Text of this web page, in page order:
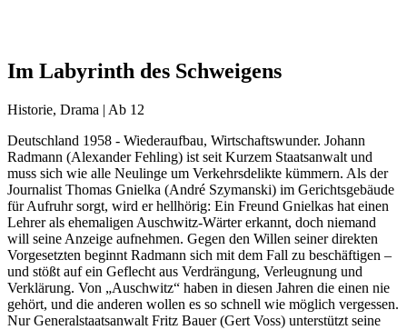
Im Labyrinth des Schweigens
Historie, Drama | Ab 12
Deutschland 1958 - Wiederaufbau, Wirtschaftswunder. Johann
Radmann (Alexander Fehling) ist seit Kurzem Staatsanwalt und
muss sich wie alle Neulinge um Verkehrsdelikte kümmern. Als der
Journalist Thomas Gnielka (André Szymanski) im Gerichtsgebäude
für Aufruhr sorgt, wird er hellhörig: Ein Freund Gnielkas hat einen
Lehrer als ehemaligen Auschwitz-Wärter erkannt, doch niemand
will seine Anzeige aufnehmen. Gegen den Willen seiner direkten
Vorgesetzten beginnt Radmann sich mit dem Fall zu beschäftigen –
und stößt auf ein Geflecht aus Verdrängung, Verleugnung und
Verklärung. Von „Auschwitz“ haben in diesen Jahren die einen nie
gehört, und die anderen wollen es so schnell wie möglich vergessen.
Nur Generalstaatsanwalt Fritz Bauer (Gert Voss) unterstützt seine